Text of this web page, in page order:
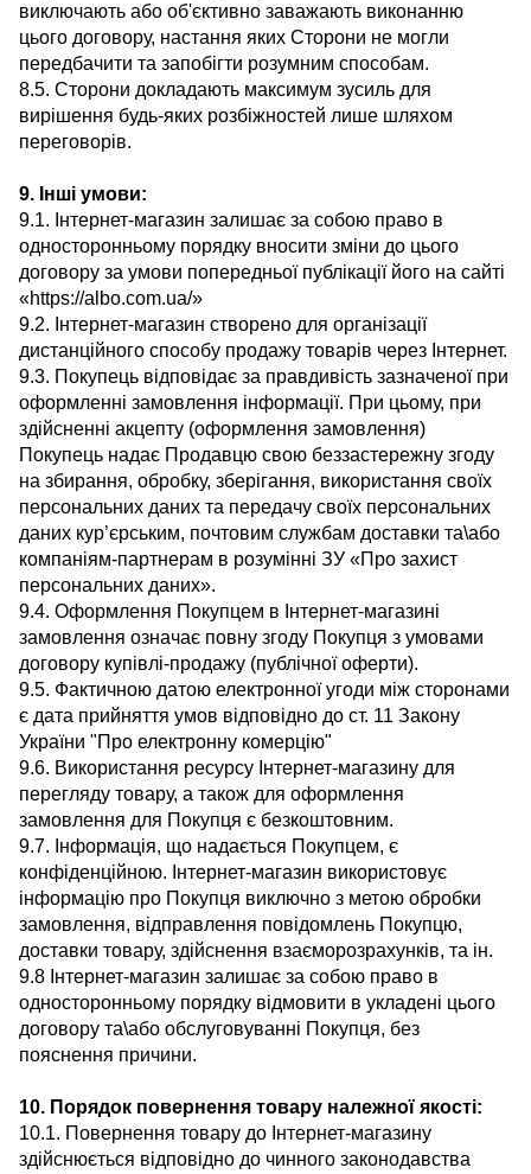
виключають або об'єктивно заважають виконанню
цього договору, настання яких Сторони не могли
передбачити та запобігти розумним способам.
8.5. Сторони докладають максимум зусиль для
вирішення будь-яких розбіжностей лише шляхом
переговорів.
9. Інші умови:
9.1. Інтернет-магазин залишає за собою право в
односторонньому порядку вносити зміни до цього
договору за умови попередньої публікації його на сайті
«https://albo.com.ua/»
9.2. Інтернет-магазин створено для організації
дистанційного способу продажу товарів через Інтернет.
9.3. Покупець відповідає за правдивість зазначеної при
оформленні замовлення інформації. При цьому, при
здійсненні акцепту (оформлення замовлення)
Покупець надає Продавцю свою беззастережну згоду
на збирання, обробку, зберігання, використання своїх
персональних даних та передачу своїх персональних
даних кур’єрським, почтовим службам доставки та\або
компаніям-партнерам в розумінні ЗУ «Про захист
персональних даних».
9.4. Оформлення Покупцем в Інтернет-магазині
замовлення означає повну згоду Покупця з умовами
договору купівлі-продажу (публічної оферти).
9.5. Фактичною датою електронної угоди між сторонами
є дата прийняття умов відповідно до ст. 11 Закону
України "Про електронну комерцію"
9.6. Використання ресурсу Інтернет-магазину для
перегляду товару, а також для оформлення
замовлення для Покупця є безкоштовним.
9.7. Інформація, що надається Покупцем, є
конфіденційною. Інтернет-магазин використовує
інформацію про Покупця виключно з метою обробки
замовлення, відправлення повідомлень Покупцю,
доставки товару, здійснення взаєморозрахунків, та ін.
9.8 Інтернет-магазин залишає за собою право в
односторонньому порядку відмовити в укладені цього
договору та\або обслуговуванні Покупця, без
пояснення причини.
10. Порядок повернення товару належної якості:
10.1. Повернення товару до Інтернет-магазину
здійснюється відповідно до чинного законодавства